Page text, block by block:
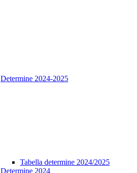
Determine 2024-2025
Tabella determine 2024/2025
Determine 2024